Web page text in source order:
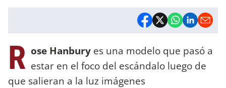
R ose Hanbury es una modelo que pasó a
estar en el foco del escándalo luego de
que salieran a la luz imágenes